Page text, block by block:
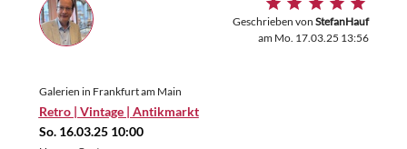
Geschrieben von StefanHauf
am Mo. 17.03.25 13:56
Galerien in Frankfurt am Main
Retro | Vintage | Antikmarkt
So. 16.03.25 10:00